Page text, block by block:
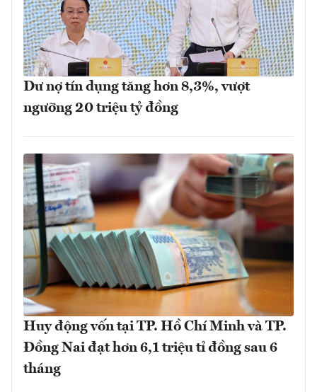
Dư nợ tín dụng tăng hơn 8,3%, vượt
ngưỡng 20 triệu tỷ đồng
Huy động vốn tại TP. Hồ Chí Minh và TP.
Đồng Nai đạt hơn 6,1 triệu tỉ đồng sau 6
tháng